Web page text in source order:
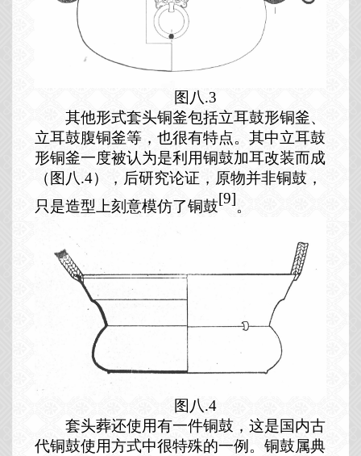
图八.3
其他形式套头铜釜包括立耳鼓形铜釜、
立耳鼓腹铜釜等，也很有特点。其中立耳鼓
形铜釜一度被认为是利用铜鼓加耳改装而成
（图八.4），后研究论证，原物并非铜鼓，
只是造型上刻意模仿了铜鼓[9]。
图八.4
套头葬还使用有一件铜鼓，这是国内古
代铜鼓使用方式中很特殊的一例。铜鼓属典